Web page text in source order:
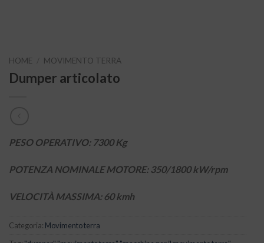
HOME MOVIMENTO TERRA
Dumper articolato
PESO OPERATIVO: 7300 Kg
POTENZA NOMINALE MOTORE: 350/1800 kW/rpm
VELOCITÀ MASSIMA: 60 kmh
Categoria: Movimento terra